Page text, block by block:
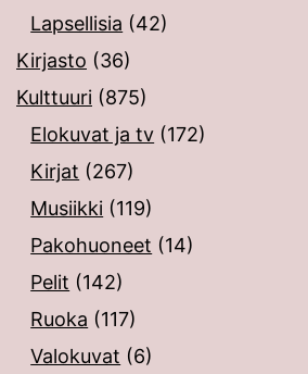
Lapsellisia (42)
Kirjasto (36)
Kulttuuri (875)
Elokuvat ja tv (172)
Kirjat (267)
Musiikki (119)
Pakohuoneet (14)
Pelit (142)
Ruoka (117)
Valokuvat (6)